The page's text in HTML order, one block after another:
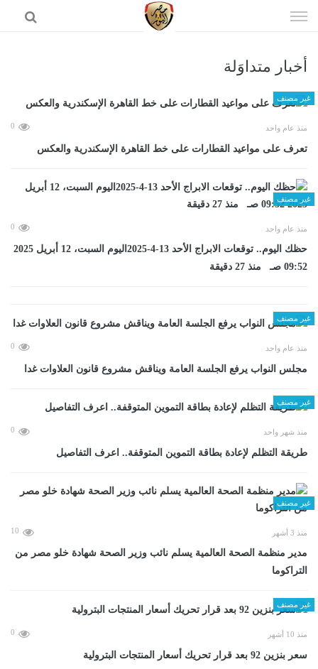
الى
أخبار متداوَلة
غير مصنف
منذ عام واحد 0
تعرف على مواعيد القطارات على خط القاهرة الإسكندرية والعكس
غير مصنف
منذ عام واحد 0
حظك اليوم.. توقعات الابراج الأحد 13-4-2025اليوم السبت، 12 أبريل 2025
09:52 صـ منذ 27 دقيقة
غير مصنف
منذ عام واحد 0
مجلس النواب يرفع الجلسة العامة ويناقش مشروع قانون العلاوات غدا
غير مصنف
منذ شهر واحد 0
طريقة التظلم لإعادة بطاقة التموين المتوقفة.. اعرف التفاصيل
غير مصنف
منذ 3 أشهر 10
مدير منظمة الصحة العالمية يسلم نائب وزير الصحة شهادة خلو مصر من
التراكوما
غير مصنف
منذ 10 أشهر 0
سعر بنزين 92 بعد قرار تحريك أسعار المنتجات البترولية